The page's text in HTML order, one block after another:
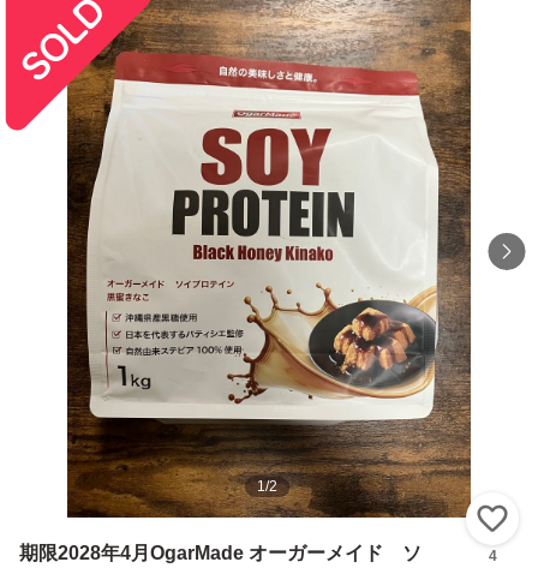
1/2
期限2028年4月OgarMade オーガーメイド ソ
4